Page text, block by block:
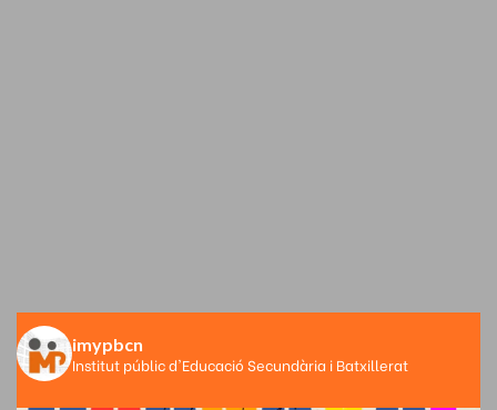
imypbcn
Institut públic d'Educació Secundària i Batxillerat